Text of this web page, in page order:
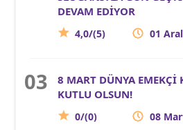
DEVAM EDİYOR
4,0/(5) 01
8 MART DÜNYA EMEKÇİ
KUTLU OLSUN!
0/(0) 08